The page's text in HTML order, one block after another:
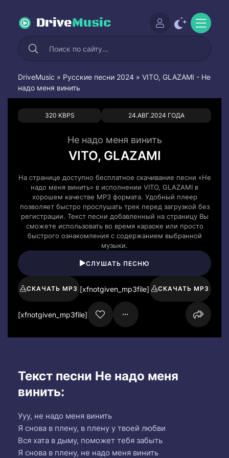
DriveMusic
DriveMusic » Русские песни 2024 » VITO, GLAZAMI - Не
надо меня винить
320 KBPS 24.АВГ.2024 ГОДА
0 0
Не надо меня винить
VITO, GLAZAMI
На странице доступно бесплатное скачивание песни «Не
надо меня винить» в исполнении VITO, GLAZAMI в
хорошем качестве MP3 формата. Удобный плеер
позволяет быстро прослушать трек перед загрузкой без
регистрации. Текст песни добавленный на страницу Вы
сможете использовать во время караоке или просто
быстрого ознакомления с содержанием выбранной
музыки.
СЛУШАТЬ ПЕСНЮ
СКАЧАТЬ MP3 [xfnotgiven_mp3file] СКАЧАТЬ MP3
[xfnotgiven_mp3file]
Текст песни Не надо меня
винить:
Ууу, не надо меня винить
Я снова в плену, в плену у твоей любви
Вся хата в дыму, поможет тебя забыть
Я снова в плену, не надо меня винить